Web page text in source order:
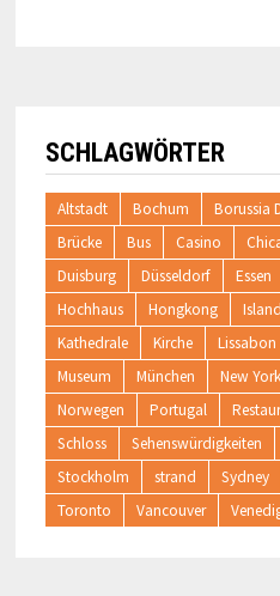
SCHLAGWÖRTER
Altstadt Bochum Borussia
Brücke
Bus Casino
Duisburg
Düsseldorf Essen
Hochhaus
Hongkong Island
Kathedrale
Kirche Lissabon
Museum
München New York
Norwegen
Portugal
Schloss
Sehenswürdigkeiten
Stockholm
strand Sydney
Toronto
Vancouver